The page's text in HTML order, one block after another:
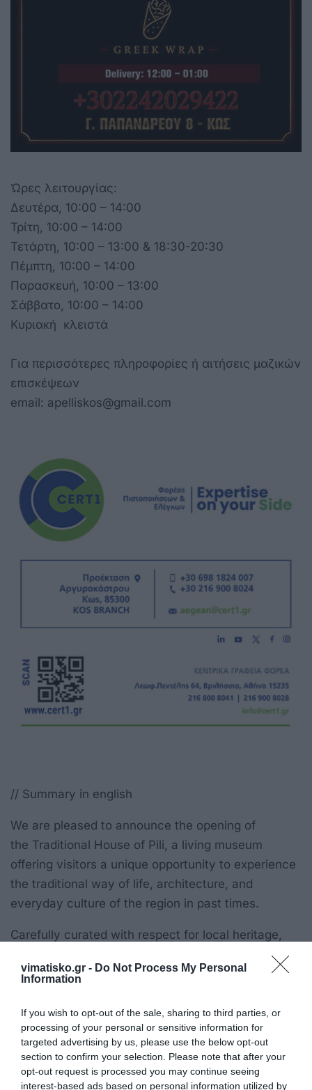
vimatisko.gr - Do Not Process My Personal
Information
If you wish to opt-out of the sale, sharing to third parties, or
processing of your personal or sensitive information for
targeted advertising by us, please use the below opt-out
section to confirm your selection. Please note that after your
opt-out request is processed you may continue seeing
interest-based ads based on personal information utilized by
Ώρες λειτουργίας:
Δευτέρα, 10:00 – 14:00
Τρίτη, 10:00 – 14:00
Τετάρτη, 10:00 – 13:00 & 18:30-20:30
Πέμπτη, 10:00 – 14:00
Παρασκευή, 10:00 – 13:00
Σάββατο, 10:00 – 14:00
Κυριακή κλειστά
Για περισσότερες πληροφορίες ή αιτήσεις μαζικών
επισκέψεων
email: apelliskos@gmail.com
// Summary in english
We are pleased to announce the opening of
the Traditional House of Pili, a living museum
offering visitors a unique opportunity to experience
the traditional way of life, architecture, and
everyday culture of the region in past times.
Carefully curated with respect for local heritage,
the house showcases authentic furniture, textiles,
tools, and household items that bring to life the
welcomes visitors of all ages, including schools,
researchers, and travelers seeking to explore the
true essence of Pelion.
Opening hours: